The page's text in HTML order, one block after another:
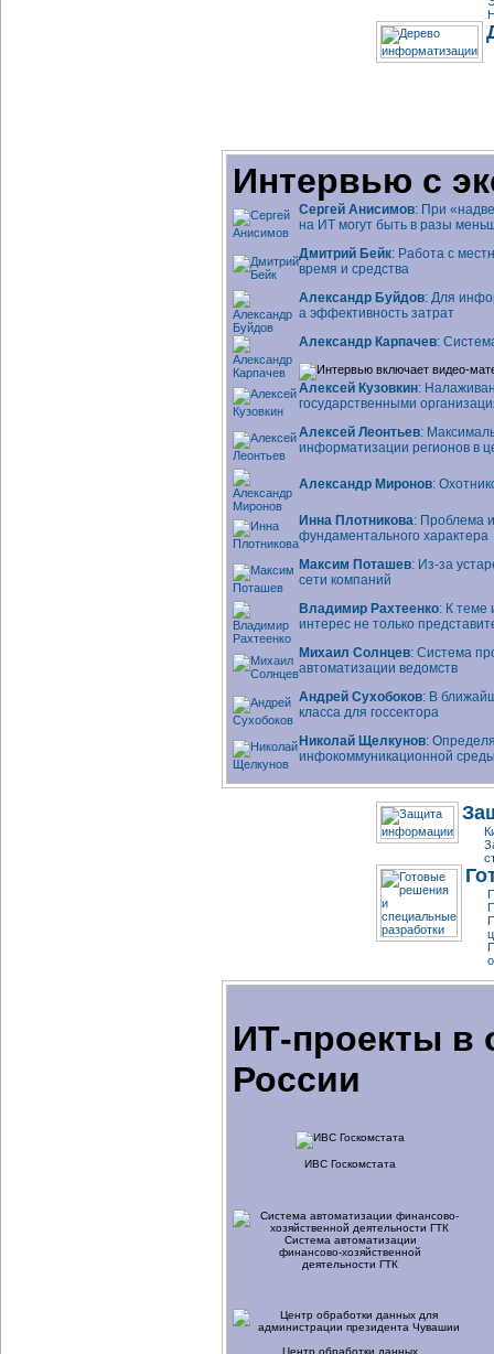
Интервью с
Сергей Анисимов: При
на ИТ могут быть в разы
Дмитрий Бейк: Работа с
время и средства
Александр Буйдов: Для
а эффективность затрат
Александр Карпачев:
Алексей Кузовкин:
государственными
Алексей Леонтьев:
информатизации регионов в
Александр Миронов:
Инна Плотникова: Проблема
фундаментального характера
Максим Поташев: Из-за
сети компаний
Владимир Рахтеенко: К
интерес не только
Михаил Солнцев: Система
автоматизации ведомств
Андрей Сухобоков: В
класса для госсектора
Николай Щелкунов:
инфокоммуникационной
ИТ-проекты в
России
ИВС Госкомстата
Система автоматизации
финансово-хозяйственной
деятельности ГТК
Центр обработки данных